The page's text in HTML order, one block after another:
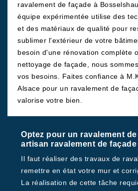
ravalement de façade à
équipe expérimentée utilise des
et des matériaux de qualité pour
sublimer l'extérieur de votre
besoin d'une rénovation complète
nettoyage de façade, nous
vos besoins. Faites confiance à
Alsace pour un ravalement de
valorise votre bien.
Optez pour un ravalement
artisan ravalement de
Il faut réaliser des travaux de
remettre en état votre mur et
La réalisation de cette tâche